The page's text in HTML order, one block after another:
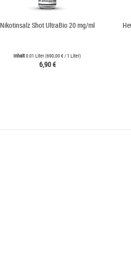
Nikotinsalz Shot UltraBio 20 mg/ml
Inhalt0.01 Liter(690,00 € / 1 Liter)
6,90 €